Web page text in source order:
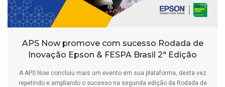
APS Now promove com sucesso Rodada de
Inovação Epson & FESPA Brasil 2ª Edição
A APS Now concluiu mais um evento em sua plataforma, desta vez
repetindo e ampliando o sucesso na segunda edição da Rodada de